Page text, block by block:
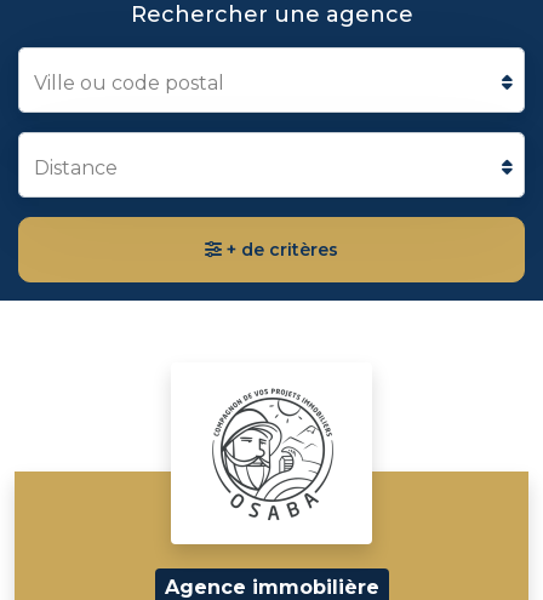
Rechercher une agence
Ville ou code postal
Distance
+ de critères
Agence immobilière